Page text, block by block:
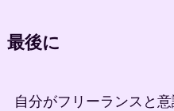
最後に
自分がフリーランスと